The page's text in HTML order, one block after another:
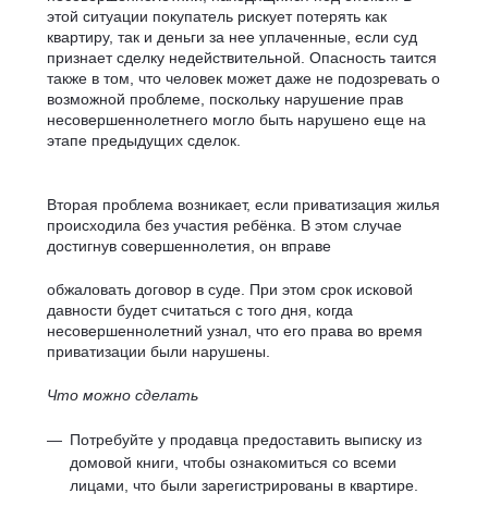
этой ситуации покупатель рискует потерять как
квартиру, так и деньги за нее уплаченные, если суд
признает сделку недействительной. Опасность таится
также в том, что человек может даже не подозревать о
возможной проблеме, поскольку нарушение прав
несовершеннолетнего могло быть нарушено еще на
этапе предыдущих сделок.
Вторая проблема возникает, если приватизация жилья
происходила без участия ребёнка. В этом случае
достигнув совершеннолетия, он вправе
обжаловать договор в суде. При этом срок исковой
давности будет считаться с того дня, когда
несовершеннолетний узнал, что его права во время
приватизации были нарушены.
Что можно сделать
Потребуйте у продавца предоставить выписку из
домовой книги, чтобы ознакомиться со всеми
лицами, что были зарегистрированы в квартире.